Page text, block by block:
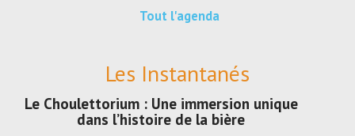
Tout l'agenda
Les Instantanés
Le Choulettorium : Une immersion unique
dans l’histoire de la bière